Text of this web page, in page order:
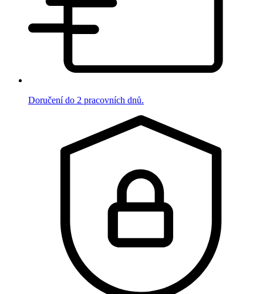
Doručení do 2 pracovních dnů.